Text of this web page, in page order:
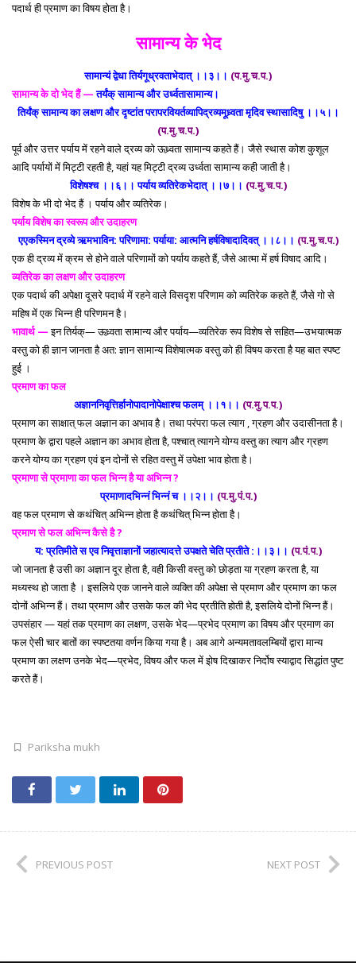
पदार्थ ही प्रमाण का विषय होता है।
सामान्य के भेद
सामान्यं द्वेधा तिर्यगूध्रवताभेदात् ।।३।। (प.मु.च.प.)
सामान्य के दो भेद हैं — तर्यंक् सामान्य और उर्ध्वतासामान्य।
तिर्यंक् सामान्य का लक्षण और दृष्टांत परापरवियर्तव्यापिद्रव्यमूध्र्वता मृदिव स्थासादिषु ।।५।।
(प.मु.च.प.)
पूर्व और उत्तर पर्याय में रहने वाले द्रव्य को ऊध्र्वता सामान्य कहते हैं। जैसे स्थास कोश कुशूल
आदि पर्यायों में मिट्टी रहती है, यहां यह मिट्टी द्रव्य उर्ध्वता सामान्य कही जाती है।
विशेषश्च ।।६।। पर्याय व्यतिरेकभेदात् ।।७।। (प.मु.च.प.)
विशेष के भी दो भेद हैं । पर्याय और व्यतिरेक।
पर्याय विशेष का स्वरूप और उदाहरण
एएकस्मिन द्रव्ये ऋमभाविन: परिणामा: पर्याया: आत्मनि हर्षविषादादिवत् ।।८।। (प.मु.च.प.)
एक ही द्रव्य में क्रम से होने वाले परिणामों को पर्याय कहते हैं, जैसे आत्मा में हर्ष विषाद आदि।
व्यतिरेक का लक्षण और उदाहरण
एक पदार्थ की अपेक्षा दूसरे पदार्थ में रहने वाले विसदृश परिणाम को व्यतिरेक कहते हैं, जैसे गो से
महिष में एक भिन्न ही परिणमन है।
भावार्थ —इन तिर्यक्— ऊध्र्वता सामान्य और पर्याय—व्यतिरेक रूप विशेष से सहित—उभयात्मक
वस्तु को ही ज्ञान जानता है अत: ज्ञान सामान्य विशेषात्मक वस्तु को ही विषय करता है यह बात स्पष्ट
हुई ।
प्रमाण का फल
अज्ञाननिवृत्तिर्हानोपादानोपेक्षाश्च फलम् ।।१।। (प.मु.प.प.)
प्रमाण का साक्षात् फल अज्ञान का अभाव है। तथा परंपरा फल त्याग , ग्रहण और उदासीनता है।
प्रमाण के द्वारा पहले अज्ञान का अभाव होता है, पश्चात् त्यागने योग्य वस्तु का त्याग और ग्रहण
करने योग्य का ग्रहण एवं इन दोनों से रहित वस्तु में उपेक्षा भाव होता है।
प्रमाणा से प्रमाणा का फल भिन्न है या अभिन्न ?
प्रमाणादभिन्नं भिन्नं च ।।२।। (प.मु.पं.प.)
वह फल प्रमाण से कथंचित् अभिन्न होता है कथंचित् भिन्न होता है।
प्रमाण से फल अभिन्न कैसे है ?
य: प्रतिमीते स एव निवृत्ताज्ञानों जहात्यादत्ते उपक्षते चेति प्रतीते :।।३।। (प.पं.प.)
जो जानता है उसी का अज्ञान दूर होता है, वही किसी वस्तु को छोड़ता या ग्रहण करता है, या
मध्यस्थ हो जाता है । इसलिये एक जानने वाले व्यक्ति की अपेक्षा से प्रमाण और प्रमाण का फल
दोनों अभिन्न हैं। तथा प्रमाण और उसके फल की भेद प्रतीति होती है, इसलिये दोनों भिन्न हैं।
उपसंहार — यहां तक प्रमाण का लक्षण, उसके भेद—प्रभेद प्रमाण का विषय और प्रमाण का
फल ऐसी चार बातों का स्पष्टतया वर्णन किया गया है। अब आगे अन्यमतावलम्बियों द्वारा मान्य
प्रमाण का लक्षण उनके भेद—प्रभेद, विषय और फल में इोष दिखाकर निर्दोष स्याद्वाद सिद्धांत पुष्ट
करते हैं।
Pariksha mukh
PREVIOUS POST NEXT POST